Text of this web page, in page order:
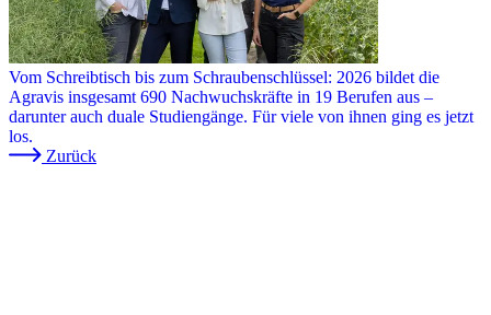
Vom Schreibtisch bis zum Schraubenschlüssel: 2026 bildet die
Agravis insgesamt 690 Nachwuchskräfte in 19 Berufen aus –
darunter auch duale Studiengänge. Für viele von ihnen ging es jetzt
los.
Zurück